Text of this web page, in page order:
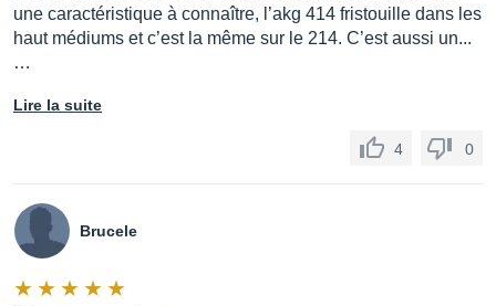
une caractéristique à connaître, l’akg 414 fristouille dans les
haut médiums et c’est la même sur le 214. C’est aussi un...
…
Lire la suite
4 0
Brucele